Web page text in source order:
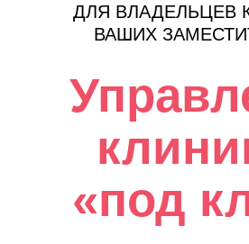
«под
ДЛЯ ВЛАДЕЛЬЦЕВ
ВАШИХ